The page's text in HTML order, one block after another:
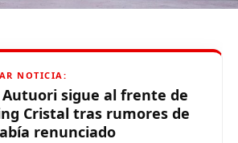
NOTICIA:
Autuori sigue al frente de
Cristal tras rumores de
renunciado